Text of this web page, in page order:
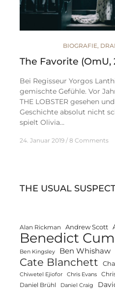
BIOGRAFIE,
The Favorite (OmU,
Bei Regisseur Yorgos
gemischte Gefühle. Vor
THE LOBSTER gesehen
Geschichte absolut nicht
spielt Olivia…
24. Januar 2019 8 Comments
THE USUAL
Alan Rickman Andrew Scott
Benedict
Ben Kingsley Ben Whishaw
Cate Blanchett
Chiwetel Ejiofor Chris Evans
Daniel Brühl Daniel Craig